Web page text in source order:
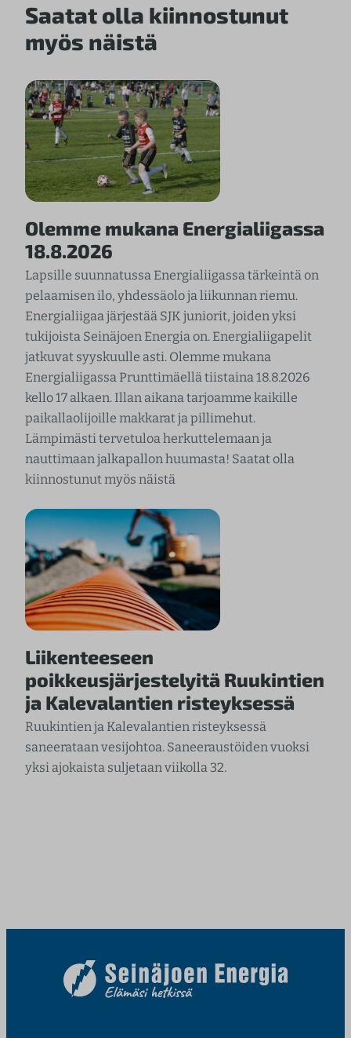
Saatat olla kiinnostunut
myös näistä
Olemme mukana Energialiigassa
18.8.2026
Lapsille suunnatussa Energialiigassa tärkeintä on
pelaamisen ilo, yhdessäolo ja liikunnan riemu.
Energialiigaa järjestää SJK juniorit, joiden yksi
tukijoista Seinäjoen Energia on. Energialiigapelit
jatkuvat syyskuulle asti. Olemme mukana
Energialiigassa Prunttimäellä tiistaina 18.8.2026
kello 17 alkaen. Illan aikana tarjoamme kaikille
paikallaolijoille makkarat ja pillimehut.
Lämpimästi tervetuloa herkuttelemaan ja
nauttimaan jalkapallon huumasta! Saatat olla
kiinnostunut myös näistä
Liikenteeseen
poikkeusjärjestelyitä Ruukintien
ja Kalevalantien risteyksessä
Ruukintien ja Kalevalantien risteyksessä
saneerataan vesijohtoa. Saneeraustöiden vuoksi
yksi ajokaista suljetaan viikolla 32.